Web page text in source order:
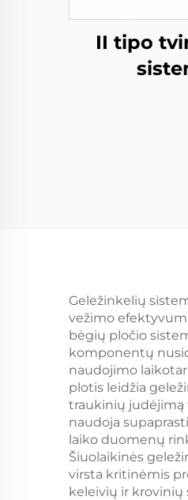
II tipo
Geležinkelių
vežimo
bėgių pločio
komponentų
naudojimo
plotis leidžia
traukinių judėjimą
naudoja
laiko duomenų
Šiuolaikinės
virsta kritinėmis
keleivių ir